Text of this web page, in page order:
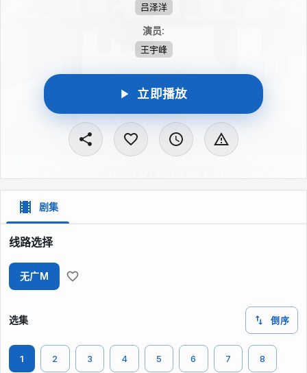
吕泽洋
演员:
王宇峰
立即播放
剧集
线路选择
无广M
选集 倒序
1 2 3 4 5 6 7 8